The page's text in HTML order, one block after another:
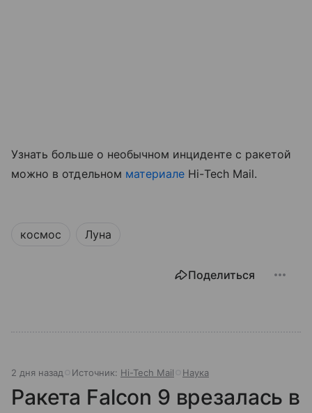
Узнать больше о необычном инциденте с ракетой
можно в отдельном материале Hi-Tech Mail.
космос Луна
Поделиться
2 дня назад Источник: Hi-Tech Mail Наука
Ракета Falcon 9 врезалась в